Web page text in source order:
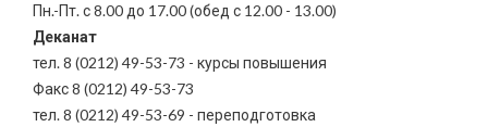
Пн.-Пт. с 8.00 до 17.00 (обед с 12.00 - 13.00)
Деканат
тел. 8 (0212) 49-53-73 - курсы повышения
Факс 8 (0212) 49-53-73
тел. 8 (0212) 49-53-69 - переподготовка